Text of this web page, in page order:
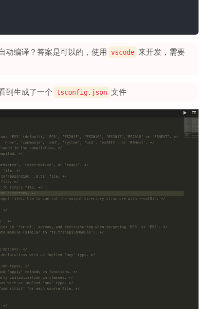
动编译？答案是可以的，使用 vscode 来开发，需要
到生成了一个 tsconfig.json 文件